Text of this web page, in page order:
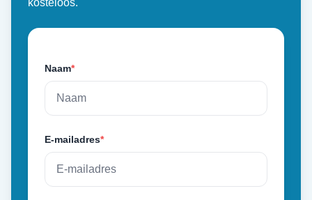
kosteloos.
Naam*
E-mailadres*